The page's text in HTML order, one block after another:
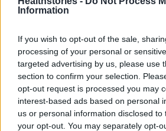
Information
If you wish to opt-out of the sale,
processing of your personal or
targeted advertising by us, please use
section to confirm your selection.
opt-out request is processed you may
interest-based ads based on personal
us or personal information disclosed
your opt-out. You may separately opt-
κ. Γιώργος Ευγενίδης, Συντονιστής Συζήτησης
Ειδήσεων STAR, κ. Τάκης Θεοδωρικάκος,
Στη συζήτηση με τον
Τάκη Θεοδωρικάκο και τον
Επιτροπής
Διαγνωστικών του Ελληνο-
Εμπορικού Επιμελητηρίου, κ.